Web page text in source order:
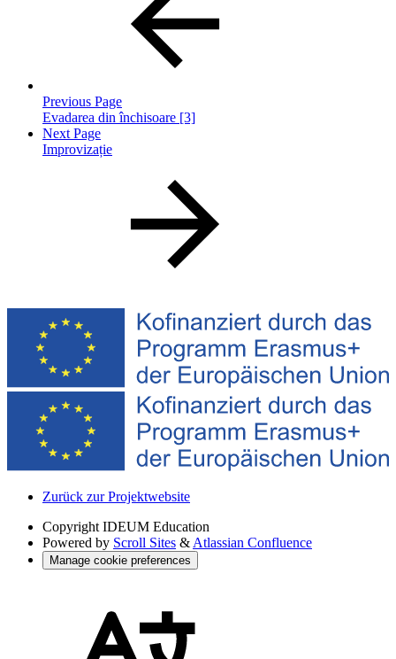
Previous Page
Evadarea din închisoare [3]
Next Page
Improvizație
Zurück zur Projektwebsite
Copyright IDEUM Education
Powered by Scroll Sites & Atlassian Confluence
Manage cookie preferences